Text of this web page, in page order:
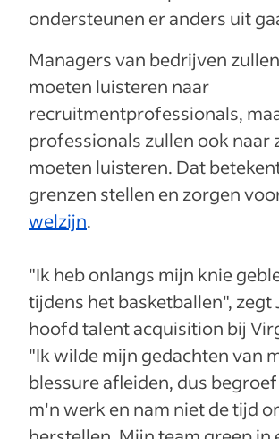
ondersteunen er anders uit
Managers van bedrijven
moeten luisteren naar
recruitmentprofessionals,
professionals zullen ook naar
moeten luisteren. Dat
grenzen stellen en zorgen
welzijn.
"Ik heb onlangs mijn knie
tijdens het basketballen", zegt
hoofd talent acquisition bij
"Ik wilde mijn gedachten van
blessure afleiden, dus
m'n werk en nam niet de tijd